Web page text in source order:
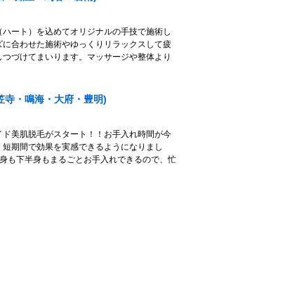
ート）を込めてオリジナルの手技で施術し
合わせた施術やゆっくりリラックスして疲
づけてまいります。マッサージや整体より
寺・鳴海・大府・豊明)
美肌脱毛がスタート！！お手入れ時間が今
期間で効果を実感できるようになりまし
も下半身もまるごとお手入れできるので、忙